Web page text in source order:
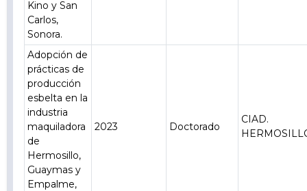
Kino y San
Carlos,
Sonora.
Adopción de
prácticas de
producción
esbelta en la
industria
maquiladora
de
Hermosillo,
Guaymas y
Empalme,
2023 Doctorado
CIAD.